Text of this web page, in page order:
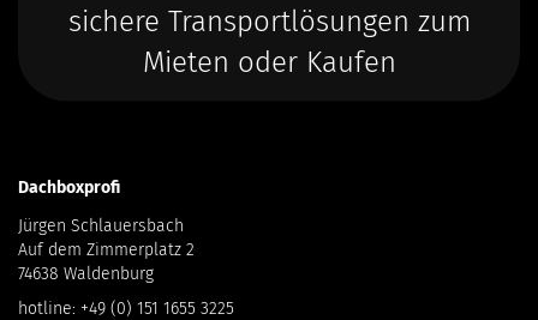
sichere Transportlösungen zum
Mieten oder Kaufen
Dachboxprofi
Jürgen Schlauersbach
Auf dem Zimmerplatz 2
74638 Waldenburg
hotline: +49 (0) 151 1655 3225